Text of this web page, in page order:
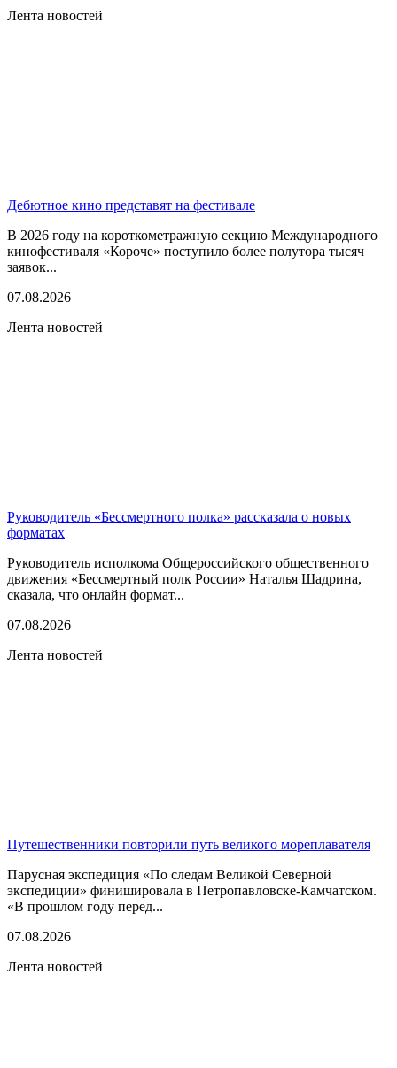
Лента новостей
Дебютное кино представят на фестивале
В 2026 году на короткометражную секцию Международного
кинофестиваля «Короче» поступило более полутора тысяч
заявок...
07.08.2026
Лента новостей
Руководитель «Бессмертного полка» рассказала о новых
форматах
Руководитель исполкома Общероссийского общественного
движения «Бессмертный полк России» Наталья Шадрина,
сказала, что онлайн формат...
07.08.2026
Лента новостей
Путешественники повторили путь великого мореплавателя
Парусная экспедиция «По следам Великой Северной
экспедиции» финишировала в Петропавловске-Камчатском.
«В прошлом году перед...
07.08.2026
Лента новостей